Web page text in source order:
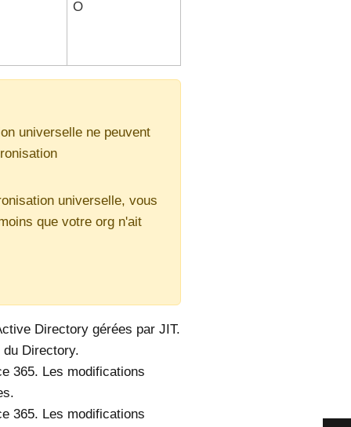
O
universelle ne peuvent
universelle, vous
que votre org n'ait
Directory gérées par JIT.
Directory.
365. Les modifications
365. Les modifications